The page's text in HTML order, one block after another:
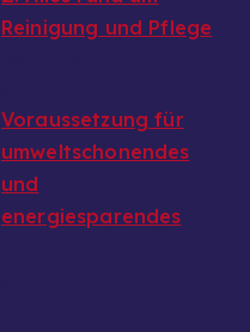
Reinigung und Pflege
Voraussetzung für
umweltschonendes
und
energiesparendes